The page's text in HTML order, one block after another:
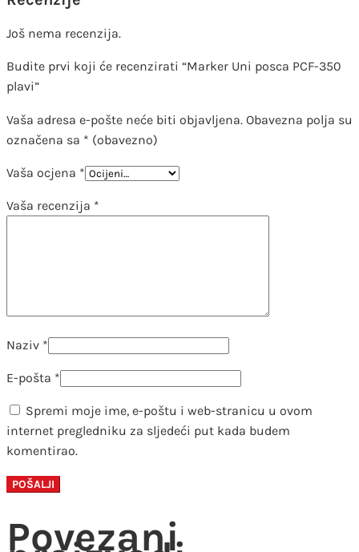
Još nema recenzija.
Budite prvi koji će recenzirati “Marker Uni posca PCF-350
plavi”
Vaša adresa e-pošte neće biti objavljena. Obavezna polja su
označena sa * (obavezno)
Vaša ocjena *
Vaša recenzija *
Naziv *
E-pošta *
Spremi moje ime, e-poštu i web-stranicu u ovom
internet pregledniku za sljedeći put kada budem
komentirao.
Povezani